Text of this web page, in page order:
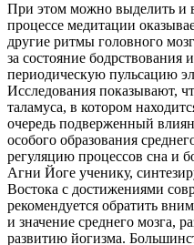
При этом можно выделить и
процессе медитации
другие ритмы головного
за состояние
периодическую пульсацию
Исследования показывают,
таламуса, в котором
очередь подверженный
особого образования
регуляцию процессов сна и
Агни Йоге ученику,
Востока с достижениями
рекомендуется обратить
и значение среднего мозга,
развитию йогизма.